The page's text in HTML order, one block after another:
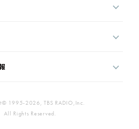
1995-2026, TBS RADIO,Inc.
All Rights Reserved.